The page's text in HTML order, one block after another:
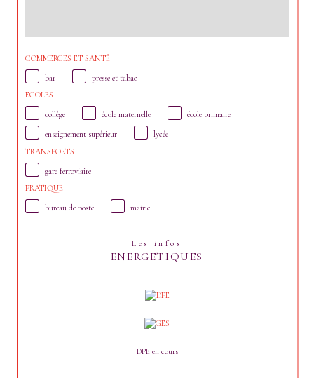
COMMERCES ET SANTÉ
bar
presse et tabac
ECOLES
collège
école maternelle école primaire
enseignement supérieur
lycée
TRANSPORTS
gare ferroviaire
PRATIQUE
bureau de poste
mairie
Les infos
ENERGETIQUES
DPE en cours